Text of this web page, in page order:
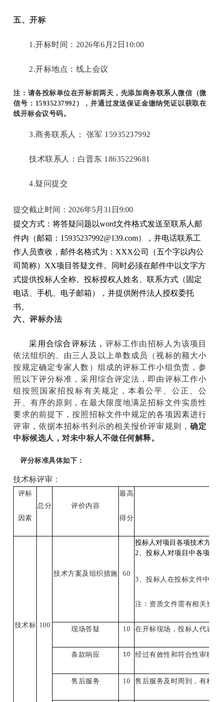
五、开标
1.开标时间：2026年6月2日10:00
2.开标地点：线上会议
注：请各投标单位在开标前两天，先添加商务联系人微信（微
信号：15935237992），并通过发送保证金缴纳凭证以获取在
线开标会议号码。
3.商务联系人： 张军 15935237992
技术联系人：白晋东 18635229681
4.疑问提交
提交截止时间：2026年5月31日9:00
提交方式：将答疑问题以word文件格式发送至联系人邮
件内（邮箱：15935237992@139.com），并电话联系工
作人员查收，邮件名格式为：XXX公司（五个字以内公
司简称）XX项目答疑文件。同时必须在邮件中以文字方
式提供投标人全称、投标授权人姓名、联系方式（固定
电话、手机、电子邮箱），并提供附件法人授权委托
书。
六、评标办法
采用合综合评标法， 评标工作由招标人为该项目
依法组织的、由三人及以上单数成员（视标的额大小
按规定确定专家人数）组成的评标工作小组负责，参
照以下评分标准，采用综合评定法，即由评标工作小
组按照国家招投标有关规定，本着公平、公正、公
开、有序的原则，在最大限度地满足招标文件实质性
要求的前提下，按照招标文件中规定的各项因素进行
评审，依据本招标书列示的相关报价评审规则， 确定
中标候选人，对未中标人不做任何解释。
评分标准具体如下：
技术标评审：
评标
因素
总分 评价内容
最高
得分
技术标 100
技术方案及组织措施 60
投标人对项目各项技术方
2、投标人对项目中各项
3、投标人在投标文件中
注：资质文件需有相关资
现场答疑 10 在开标现场，投标人代表
条款响应 10 经过有效性和符合性审核
售后服务 10 售后服务及时周到，有相